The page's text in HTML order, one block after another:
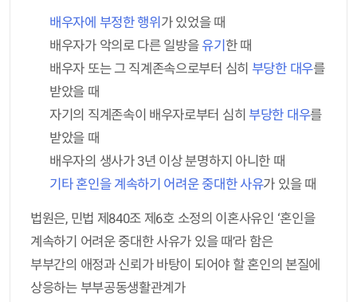
배우자에 부정한 행위가 있었을 때
배우자가 악의로 다른 일방을유기한 때
배우자 또는 그 직계존속으로부터 심히 부당한 대우를
받았을 때
자기의 직계존속이 배우자로부터 심히 부당한 대우를
받았을 때
배우자의 생사가 3년 이상 분명하지 아니한 때
기타 혼인을 계속하기 어려운 중대한 사유가 있을 때
법원은, 민법 제840조 제6호 소정의 이혼사유인 ‘혼인을
계속하기 어려운 중대한 사유가 있을 때’라 함은
부부간의 애정과 신뢰가 바탕이 되어야 할 혼인의 본질에
상응하는 부부공동생활관계가